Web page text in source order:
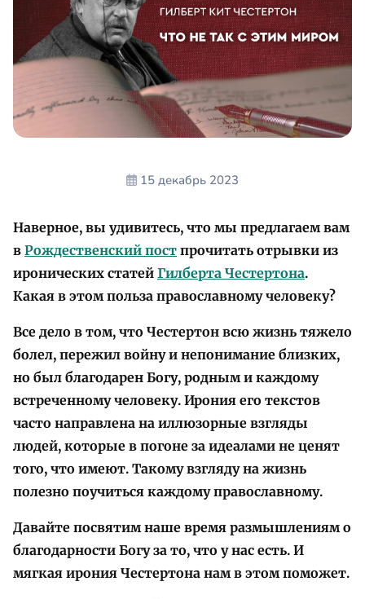
15 декабрь 2023
Наверное, вы удивитесь, что мы предлагаем вам
в Рождественский пост прочитать отрывки из
иронических статей Гилберта Честертона.
Какая в этом польза православному человеку?
Все дело в том, что Честертон всю жизнь тяжело
болел, пережил войну и непонимание близких,
но был благодарен Богу, родным и каждому
встреченному человеку. Ирония его текстов
часто направлена на иллюзорные взгляды
людей, которые в погоне за идеалами не ценят
того, что имеют. Такому взгляду на жизнь
полезно поучиться каждому православному.
Давайте посвятим наше время размышлениям о
благодарности Богу за то, что у нас есть. И
мягкая ирония Честертона нам в этом поможет.